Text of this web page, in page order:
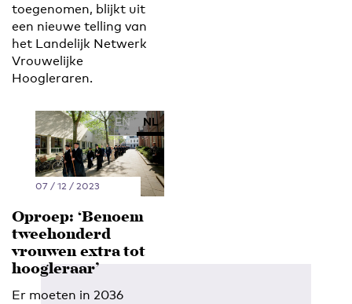
toegenomen, blijkt uit
een nieuwe telling van
het Landelijk Netwerk
Vrouwelijke
Hoogleraren.
EN NL
07 / 12 / 2023
Oproep: ‘Benoem
tweehonderd
vrouwen extra tot
hoogleraar’
Er moeten in 2036